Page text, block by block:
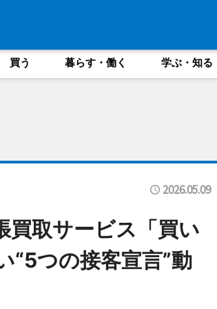
買う 暮らす・働く 学ぶ・知る
2026.05.09
買取サービス「買い
“5つの接客宣言”動